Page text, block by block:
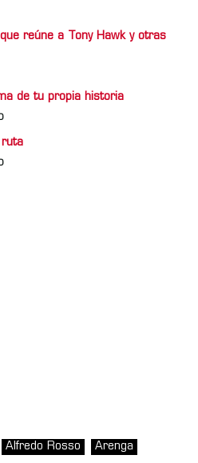
reúne a Tony Hawk y otras
de tu propia historia
ruta
Alfredo Rosso Arenga